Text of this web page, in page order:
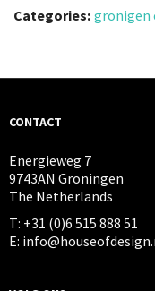
Categories: gronigen
CONTACT
Energieweg 7
9743AN Groningen
The Netherlands
T: +31 (0)6 515 888 51
E: